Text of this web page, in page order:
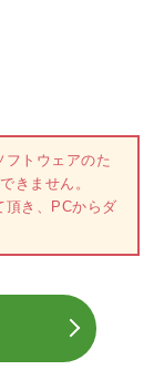
フトウェアのた
きません。
頂き、PCからダ